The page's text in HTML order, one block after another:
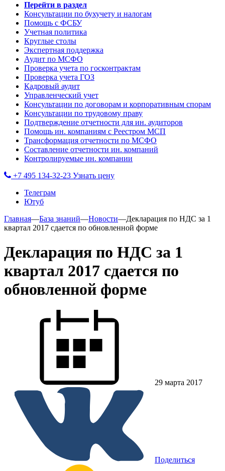
Перейти в раздел
Консультации по бухучету и налогам
Помощь с ФСБУ
Учетная политика
Круглые столы
Экспертная поддержка
Аудит по МСФО
Проверка учета по госконтрактам
Проверка учета ГОЗ
Кадровый аудит
Управленческий учет
Консультации по договорам и корпоративным спорам
Консультации по трудовому праву
Подтверждение отчетности для ин. аудиторов
Помощь ин. компаниям с Реестром МСП
Трансформация отчетности по МСФО
Составление отчетности ин. компаний
Контролируемые ин. компании
+7 495 134-32-23 Узнать цену
Телеграм
Ютуб
Главная—База знаний—Новости—Декларация по НДС за 1
квартал 2017 сдается по обновленной форме
Декларация по НДС за 1
квартал 2017 сдается по
обновленной форме
29 марта 2017
Поделиться